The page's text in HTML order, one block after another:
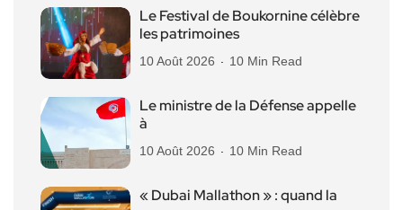
Le Festival de Boukornine célèbre
les patrimoines
10 Août 2026 10 Min Read
Le ministre de la Défense appelle
à
10 Août 2026 10 Min Read
« Dubai Mallathon » : quand la